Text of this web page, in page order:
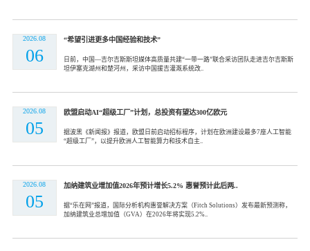
2026.08
06
“希望引进更多中国经验和技术”
日前，中国—吉尔吉斯斯坦媒体高质量共建“一带一路”联合采访团队走进吉尔吉斯斯
坦伊塞克湖州和楚河州，采访中国援吉灌溉系统改..
2026.08
05
欧盟启动AI“超级工厂”计划，总投资有望达300亿欧元
据波黑《新闻报》报道，欧盟日前启动招标程序，计划在欧洲建设最多7座人工智能
“超级工厂”，以提升欧洲人工智能算力和技术自主..
2026.08
05
加纳建筑业增加值2026年预计增长5.2% 惠誉预计此后两..
据“乐在网”报道，国际分析机构惠誉解决方案（Fitch Solutions）发布最新预测称，
加纳建筑业总增加值（GVA）在2026年将实现5.2%..